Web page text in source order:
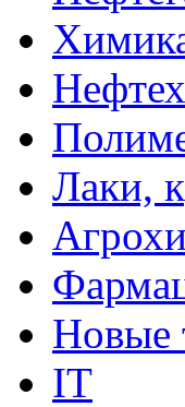
Лаки,
Новые
IT